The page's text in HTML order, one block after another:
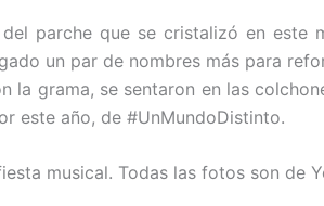
parche que se cristalizó en este
un par de nombres más para
grama, se sentaron en las
este año, de #UnMundoDistinto.
musical. Todas las fotos son de